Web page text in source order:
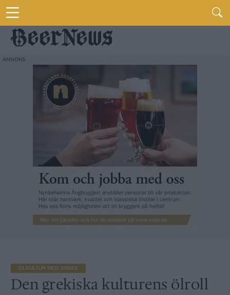
ÖLKULTUR MED JONAS
Den grekiska kulturens ölroll